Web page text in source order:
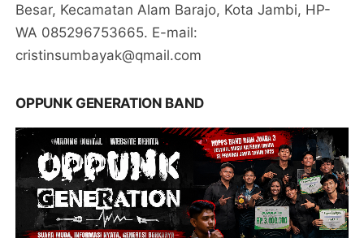
Besar, Kecamatan Alam Barajo, Kota Jambi, HP-
WA 085296753665. E-mail:
cristinsumbayak@qmail.com
OPPUNK GENERATION BAND